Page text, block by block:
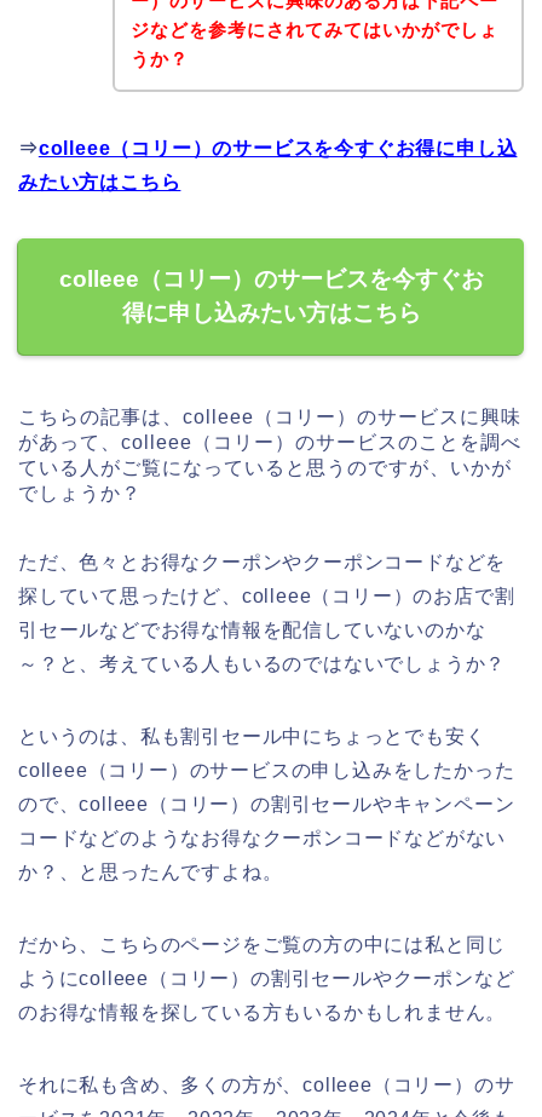
ジなどを参考にされてみてはいかがでしょ
うか？
⇒colleee（コリー）のサービスを今すぐお得に申し込
みたい方はこちら
colleee（コリー）のサービスを今すぐお
得に申し込みたい方はこちら
こちらの記事は、colleee（コリー）のサービスに興味
があって、colleee（コリー）のサービスのことを調べ
ている人がご覧になっていると思うのですが、いかが
でしょうか？
ただ、色々とお得なクーポンやクーポンコードなどを
探していて思ったけど、colleee（コリー）のお店で割
引セールなどでお得な情報を配信していないのかな
～？と、考えている人もいるのではないでしょうか？
というのは、私も割引セール中にちょっとでも安く
colleee（コリー）のサービスの申し込みをしたかった
ので、colleee（コリー）の割引セールやキャンペーン
コードなどのようなお得なクーポンコードなどがない
か？、と思ったんですよね。
だから、こちらのページをご覧の方の中には私と同じ
ようにcolleee（コリー）の割引セールやクーポンなど
のお得な情報を探している方もいるかもしれません。
それに私も含め、多くの方が、colleee（コリー）のサ